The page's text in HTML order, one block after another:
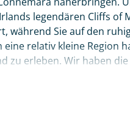
legendären Cliffs of
während Sie auf den
relativ kleine Region
zu erleben. Wir haben die
Täler und an Irlands
Küstenroute